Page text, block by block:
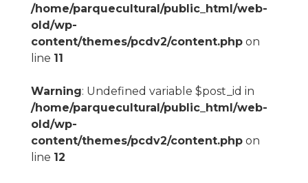
/home/parquecultural/public_html/web-
old/wp-
content/themes/pcdv2/content.phpon
line 11
Warning: Undefined variable $post_id in
/home/parquecultural/public_html/web-
old/wp-
content/themes/pcdv2/content.phpon
line 12